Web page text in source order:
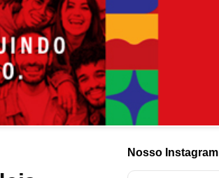
Nosso Instagram